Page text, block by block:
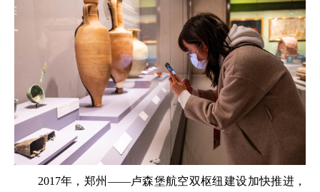
2017年，郑州——卢森堡航空双枢纽建设加快推进，